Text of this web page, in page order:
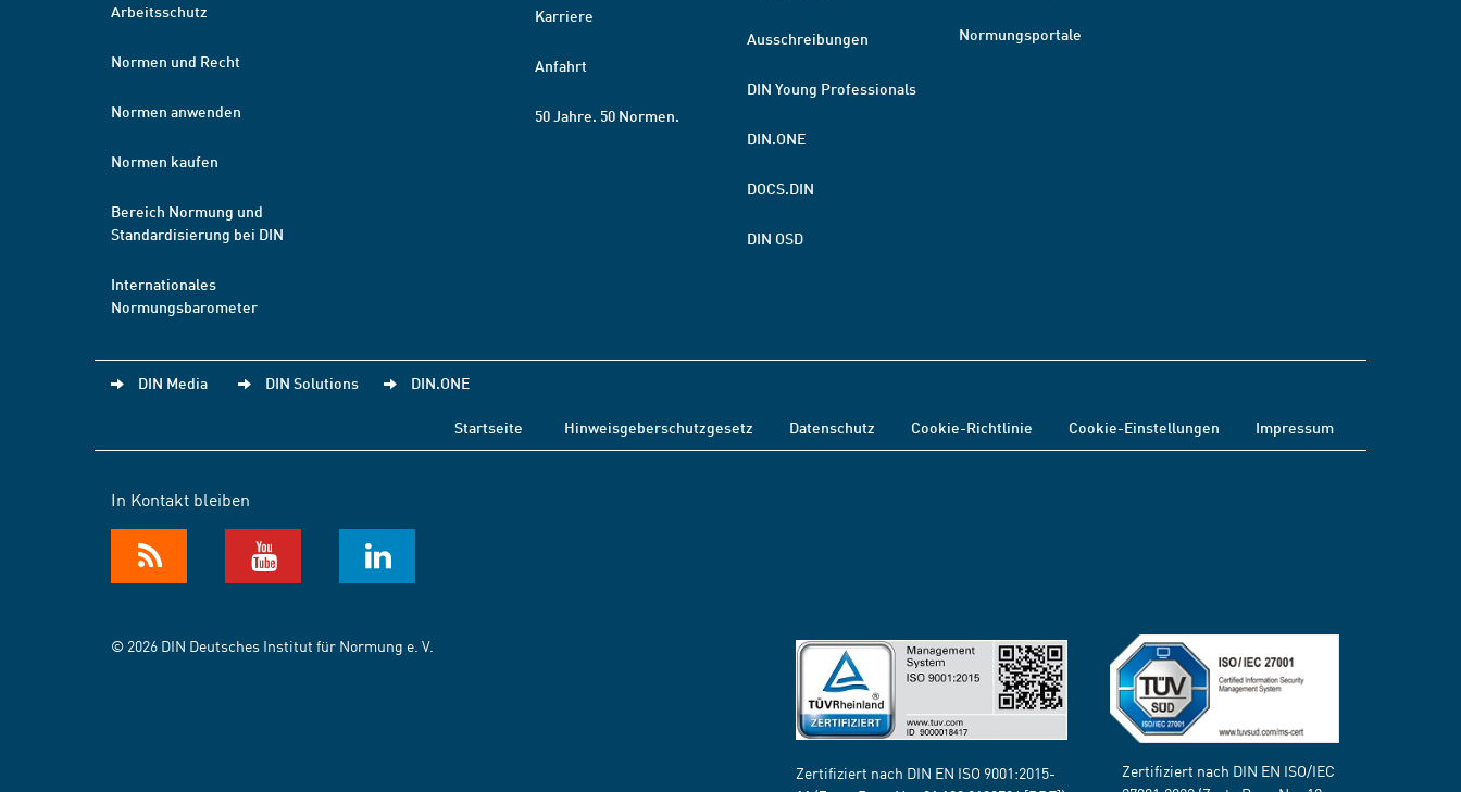
Arbeitsschutz
Normen und Recht
Normen anwenden
Normen kaufen
Bereich Normung und
Standardisierung bei DIN
Internationales
Normungsbarometer
Karriere
Anfahrt
50 Jahre. 50 Normen.
Ausschreibungen
DIN Young Professionals
DIN.ONE
DOCS.DIN
DIN OSD
Normungsportale
DIN Media DIN Solutions DIN.ONE
Startseite Hinweisgeberschutzgesetz Datenschutz Cookie-Richtlinie Cookie-Einstellungen Impressum
In Kontakt bleiben
© 2026 DIN Deutsches Institut für Normung e. V.
Zertifiziert nach DIN EN ISO 9001:2015-
Zertifiziert nach DIN EN ISO/IEC